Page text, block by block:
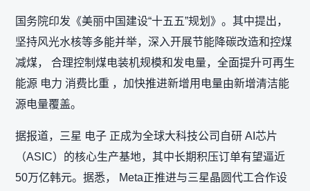
国务院印发《美丽中国建设“十五五”规划》。其中提出，
坚持风光水核等多能并举，深入开展节能降碳改造和控煤
减煤， 合理控制煤电装机规模和发电量，全面提升可再生
能源 电力 消费比重 ，加快推进新增用电量由新增清洁能
源电量覆盖。
据报道，三星 电子 正成为全球大科技公司自研 AI芯片
（ASIC）的核心生产基地，其中长期积压订单有望逼近
50万亿韩元。据悉， Meta正推进与三星晶圆代工合作设